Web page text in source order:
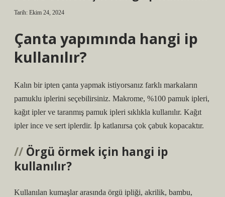
Tarih: Ekim 24, 2024
Çanta yapımında hangi ip
kullanılır?
Kalın bir ipten çanta yapmak istiyorsanız farklı markaların
pamuklu iplerini seçebilirsiniz. Makrome, %100 pamuk ipleri,
kağıt ipler ve taranmış pamuk ipleri sıklıkla kullanılır. Kağıt
ipler ince ve sert iplerdir. İp katlanırsa çok çabuk kopacaktır.
Örgü örmek için hangi ip
kullanılır?
Kullanılan kumaşlar arasında örgü ipliği, akrilik, bambu,